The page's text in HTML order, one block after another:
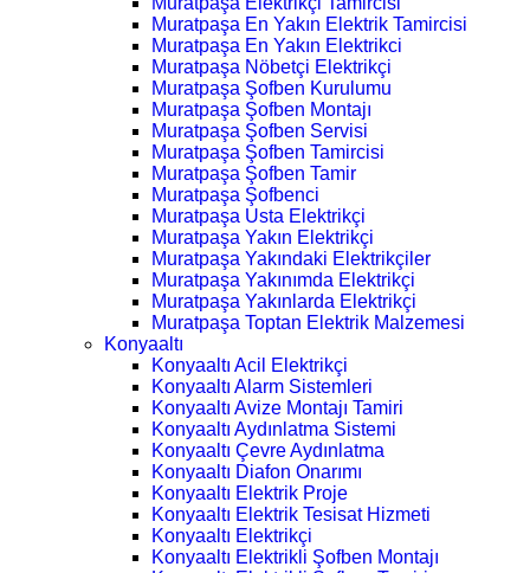
Muratpaşa En Yakın Elektrik Tamircisi
Muratpaşa En Yakın Elektrikci
Muratpaşa Nöbetçi Elektrikçi
Muratpaşa Şofben Kurulumu
Muratpaşa Şofben Montajı
Muratpaşa Şofben Servisi
Muratpaşa Şofben Tamircisi
Muratpaşa Şofben Tamir
Muratpaşa Şofbenci
Muratpaşa Usta Elektrikçi
Muratpaşa Yakın Elektrikçi
Muratpaşa Yakındaki Elektrikçiler
Muratpaşa Yakınımda Elektrikçi
Muratpaşa Yakınlarda Elektrikçi
Muratpaşa Toptan Elektrik Malzemesi
Konyaaltı
Konyaaltı Acil Elektrikçi
Konyaaltı Alarm Sistemleri
Konyaaltı Avize Montajı Tamiri
Konyaaltı Aydınlatma Sistemi
Konyaaltı Çevre Aydınlatma
Konyaaltı Diafon Onarımı
Konyaaltı Elektrik Proje
Konyaaltı Elektrik Tesisat Hizmeti
Konyaaltı Elektrikçi
Konyaaltı Elektrikli Şofben Montajı